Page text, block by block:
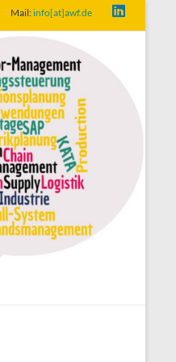
Mail:info[at]awf.de